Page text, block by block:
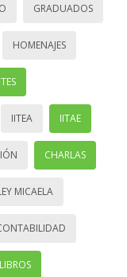
GRADUADOS
HOMENAJES
IITEA IITAE
CHARLAS
MICAELA
LIBROS